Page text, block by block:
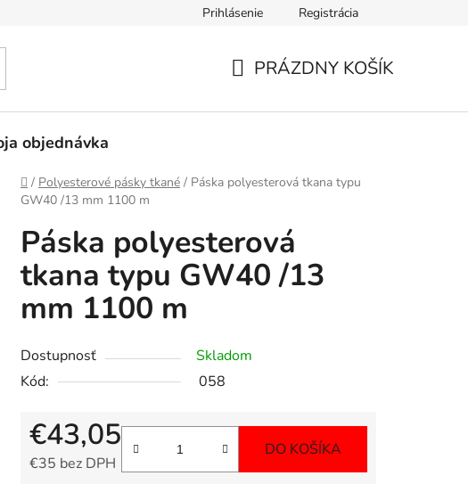
Prihlásenie Registrácia
PRÁZDNY KOŠÍK
objednávka
Domov
/ Polyesterové pásky tkané / Páska polyesterová tkana typu
GW40 /13 mm 1100 m
Páska polyesterová
tkana typu GW40 /13
mm 1100 m
Dostupnosť
Skladom
Kód:
058
€43,05
€35 bez DPH
DO KOŠÍKA